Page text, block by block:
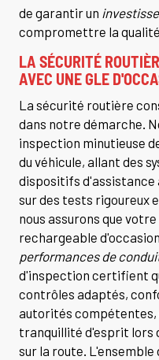
de garantir un
compromettre la
LA SÉCURITÉ
AVEC UNE GLE
La sécurité routière
dans notre démarche.
inspection minutieuse
du véhicule, allant des
dispositifs d'assistance
sur des tests rigoureux
nous assurons que
rechargeable
performances de
d'inspection certifient
contrôles adaptés,
autorités compétentes,
tranquillité d'esprit lors
sur la route.